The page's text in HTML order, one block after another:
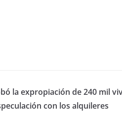
la expropiación de 240 mil
con los alquileres